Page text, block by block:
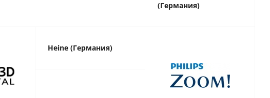
(Германия)
Heine (Германия)